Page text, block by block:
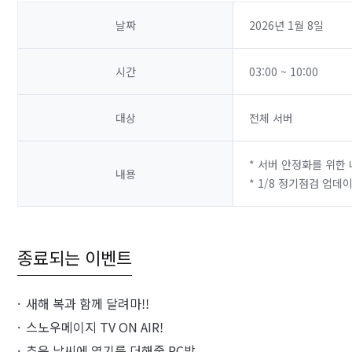
날짜 2026년 1월 8일
시간 03:00 ~ 10:00
대상 전체 서버
내용
* 서버 안정화를 위한
* 1/8 정기점검 업데
종료되는 이벤트
새해 복과 함께 달려마!!
스노우메이지 TV ON AIR!